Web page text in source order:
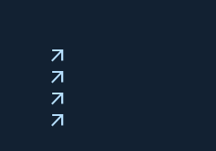
arrow_outward
arrow_outward
arrow_outward
arrow_outward